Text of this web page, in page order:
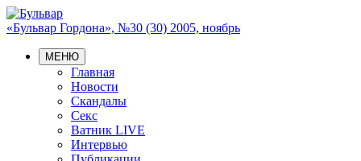
«Бульвар Гордона», №30 (30) 2005, ноябрь
МЕНЮ
Главная
Новости
Скандалы
Секс
Ватник LIVE
Интервью